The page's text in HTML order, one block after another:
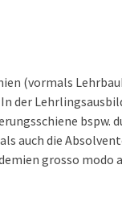
(vormals
der
bspw.
auch die
grosso modo